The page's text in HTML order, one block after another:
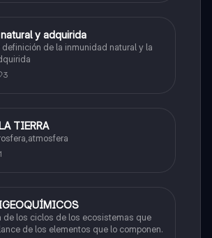
y adquirida
de la inmunidad natural y la
3
TIERRA
de los ciclos de los ecosistemas que
de los elementos que lo componen.